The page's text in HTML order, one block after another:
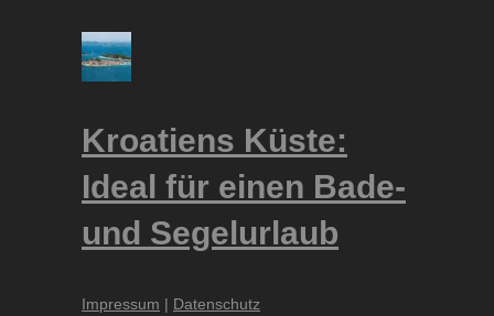
Kroatiens Küste:
Ideal für einen Bade-
und Segelurlaub
Impressum | Datenschutz